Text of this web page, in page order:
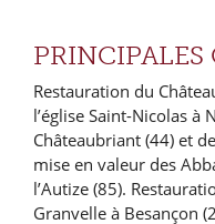
PRINCIPALES
Restauration du
l’église Saint-Nicolas à
Châteaubriant (44) et
mise en valeur des
l’Autize (85).
Granvelle à Besançon